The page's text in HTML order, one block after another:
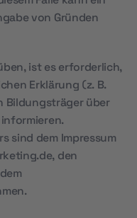
von Gründen
ist es erforderlich,
Erklärung (z. B.
Bildungsträger über
sind dem Impressum
den